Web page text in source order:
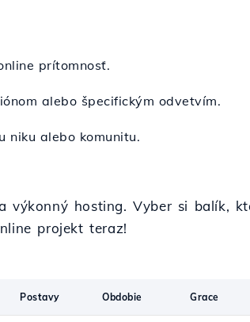
prítomnosť.
alebo špecifickým odvetvím.
niku alebo komunitu.
hosting. Vyber si balík,
projekt teraz!
Postavy Obdobie Grace